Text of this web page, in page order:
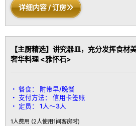
详细内容 / 订房
【主厨精选】讲究器皿，充分发挥食材
奢华料理 <雅怀石>
餐食：
附带早/晚餐
支付方法：
信用卡签账
定员：
1人～3人
1人费用 (2人使用1间客房时)